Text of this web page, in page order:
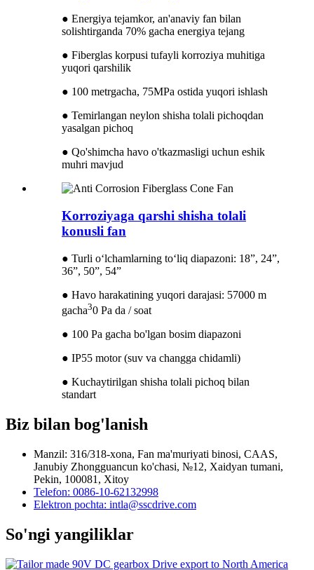
● Energiya tejamkor, an'anaviy fan bilan
solishtirganda 70% gacha energiya tejang
● Fiberglas korpusi tufayli korroziya muhitiga
yuqori qarshilik
● 100 metrgacha, 75MPa ostida yuqori ishlash
● Temirlangan neylon shisha tolali pichoqdan
yasalgan pichoq
● Qo'shimcha havo o'tkazmasligi uchun eshik
muhri mavjud
Korroziyaga qarshi shisha tolali
konusli fan
● Turli oʻlchamlarning toʻliq diapazoni: 18”, 24”,
36”, 50”, 54”
● Havo harakatining yuqori darajasi: 57000 m
gacha30 Pa da / soat
● 100 Pa gacha bo'lgan bosim diapazoni
● IP55 motor (suv va changga chidamli)
● Kuchaytirilgan shisha tolali pichoq bilan
standart
Biz bilan bog'lanish
Manzil: 316/318-xona, Fan ma'muriyati binosi, CAAS,
Janubiy Zhongguancun ko'chasi, №12, Xaidyan tumani,
Pekin, 100081, Xitoy
Telefon: 0086-10-62132998
Elektron pochta: intla@sscdrive.com
So'ngi yangiliklar